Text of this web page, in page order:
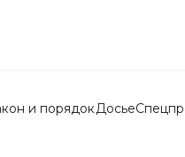
и порядок Досье